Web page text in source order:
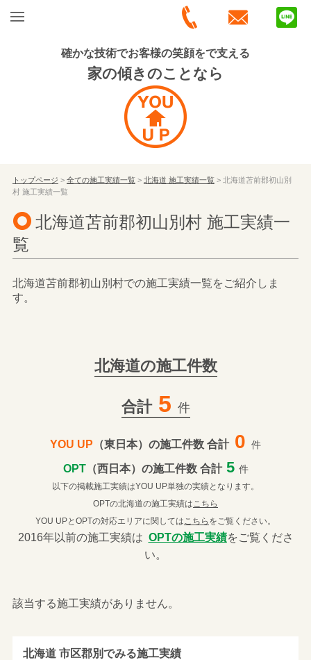
確かな技術でお客様の笑顔をで支える
家の傾きのことなら
トップページ > 全ての施工実績一覧> 北海道 施工実績一覧> 北海道苫前郡初山別
村 施工実績一覧
北海道苫前郡初山別村 施工実績一
覧
北海道苫前郡初山別村での施工実績一覧をご紹介しま
す。
北海道の施工件数
合計 5 件
YOU UP （東日本）の施工件数 合計 0 件
OPT（西日本）の施工件数 合計 5 件
以下の掲載施工実績はYOU UP単独の実績となります。
OPTの北海道の施工実績はこちら
YOU UPとOPTの対応エリアに関してはこちら をご覧ください。
2016年以前の施工実績は OPTの施工実績をご覧くださ
い。
該当する施工実績がありません。
北海道 市区郡別でみる施工実績